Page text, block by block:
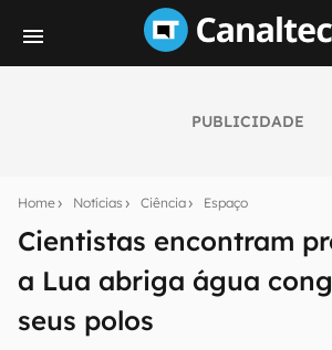
PUBLICIDADE
Home Notícias Ciência Espaço
Cientistas encontram
a Lua abriga água
seus polos
notícias e reviews sobre tecnologia
mão.
E-mail